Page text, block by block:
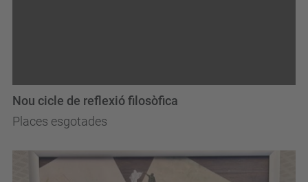
Places esgotades
Nou cicle de reflexió filosòfica